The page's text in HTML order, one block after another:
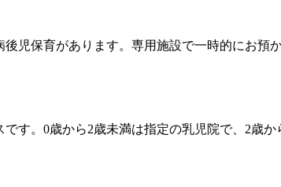
児保育があります。専用施設で一時的にお預
す。0歳から2歳未満は指定の乳児院で、2歳